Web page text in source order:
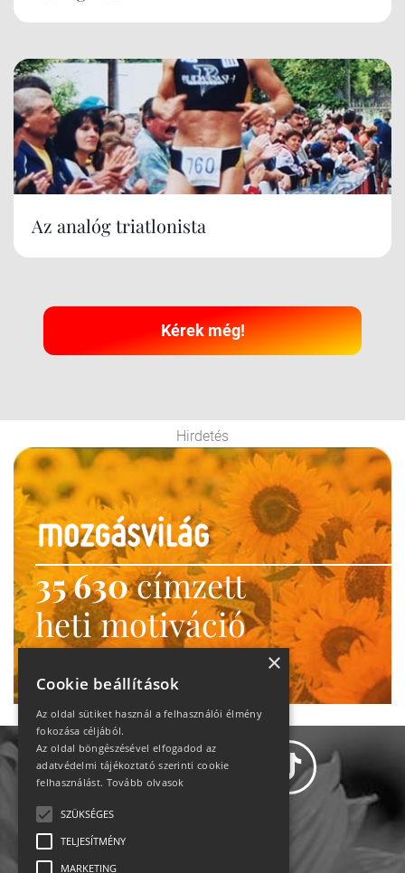
Az analóg triatlonista
Kérek még!
Hirdetés
35 630címzett
heti motiváció
Ne maradj le!
×
Cookie beállítások
Az oldal sütiket használ a felhasználói élmény
fokozása céljából.
Az oldal böngészésével elfogadod az
adatvédelmi tájékoztató szerinti cookie
felhasználást. Tovább olvasok
SZÜKSÉGES
TELJESÍTMÉNY
MARKETING